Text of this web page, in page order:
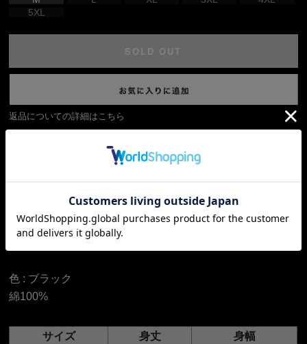
5XL
SOLD OUT
返品についての詳細はこちら
タウンユースからトレーニング後のリラックスタイム、ア
ウトドアシーンまで幅広く活躍する一枚です。
色 : ブラック
綿100%
サイズ 身丈
身幅